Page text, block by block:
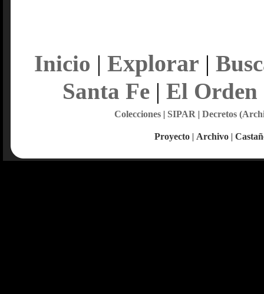
Inicio | Explorar |
Santa Fe| El Orden
Colecciones| SIPAR | Decretos
Proyecto | Archivo |